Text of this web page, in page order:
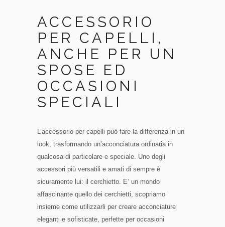
ACCESSORIO
PER CAPELLI,
ANCHE PER UN
SPOSE ED
OCCASIONI
SPECIALI
L’accessorio per capelli può fare la differenza in un
look, trasformando un’acconciatura ordinaria in
qualcosa di particolare e speciale. Uno degli
accessori più versatili e amati di sempre è
sicuramente lui: il cerchietto. E’ un mondo
affascinante quello dei cerchietti, scopriamo
insieme come utilizzarli per creare acconciature
eleganti e sofisticate, perfette per occasioni